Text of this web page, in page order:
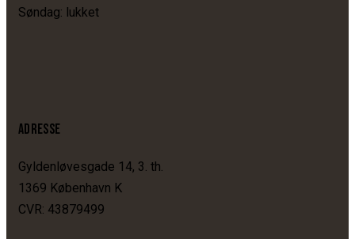
Søndag: lukket
ADRESSE
Gyldenløvesgade 14, 3. th.
1369 København K
CVR: 43879499